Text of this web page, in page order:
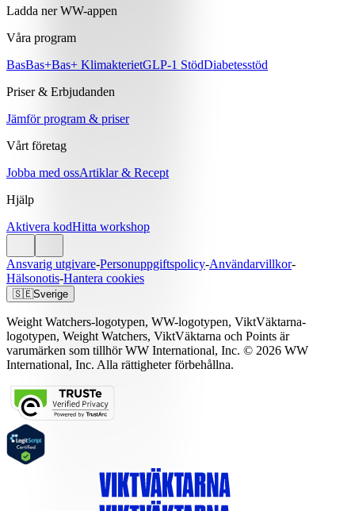
Ladda ner WW-appen
Våra program
BasBas+Bas+ KlimakterietGLP-1 StödDiabetesstöd
Priser & Erbjudanden
Jämför program & priser
Vårt företag
Jobba med ossArtiklar & Recept
Hjälp
Aktivera kodHitta workshop
Ansvarig utgivare-Personuppgiftspolicy-Användarvillkor-
Hälsonotis-Hantera cookies
🇸🇪Sverige
Weight Watchers-logotypen, WW-logotypen, ViktVäktarna-
logotypen, Weight Watchers, ViktVäktarna och Points är
varumärken som tillhör WW International, Inc. © 2026 WW
International, Inc. Alla rättigheter förbehållna.